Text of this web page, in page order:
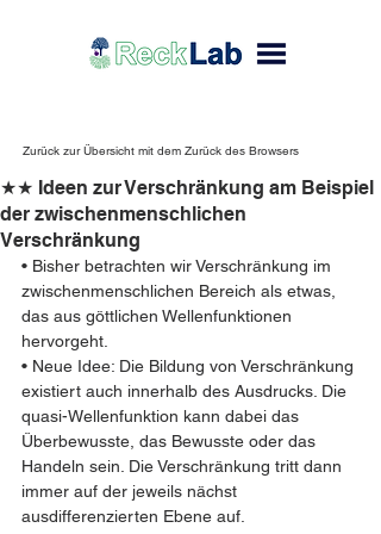
Zurück zur Übersicht mit dem Zurück des Browsers
★★ Ideen zur Verschränkung am Beispiel
der zwischenmenschlichen
Verschränkung
• Bisher betrachten wir Verschränkung im
zwischenmenschlichen Bereich als etwas,
das aus göttlichen Wellenfunktionen
hervorgeht.
• Neue Idee: Die Bildung von Verschränkung
existiert auch innerhalb des Ausdrucks. Die
quasi-Wellenfunktion kann dabei das
Überbewusste, das Bewusste oder das
Handeln sein. Die Verschränkung tritt dann
immer auf der jeweils nächst
ausdifferenzierten Ebene auf.